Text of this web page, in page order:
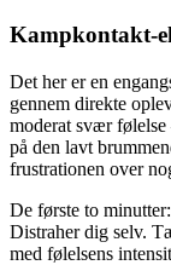
Kampkontakt-
Det her er en
gennem direkte
moderat svær
på den lavt
frustrationen over
De første to
Distraher dig selv.
med følelsens